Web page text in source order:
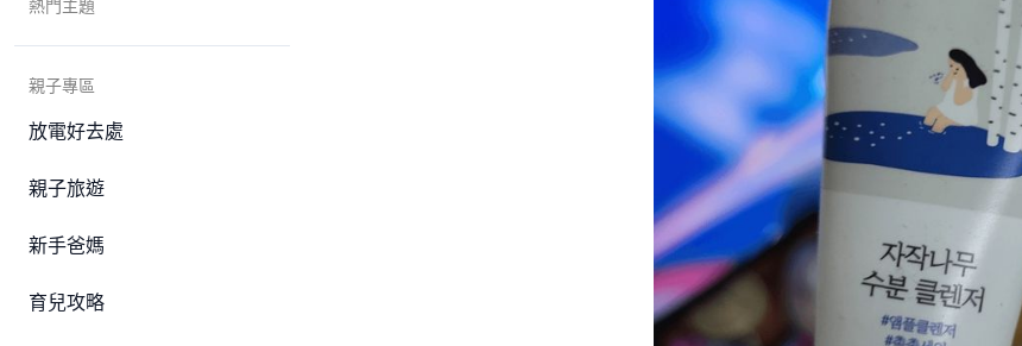
熱門主題
親子專區
放電好去處
親子旅遊
新手爸媽
育兒攻略